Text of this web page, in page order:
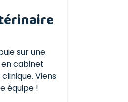
sur une
cabinet
Viens
équipe !